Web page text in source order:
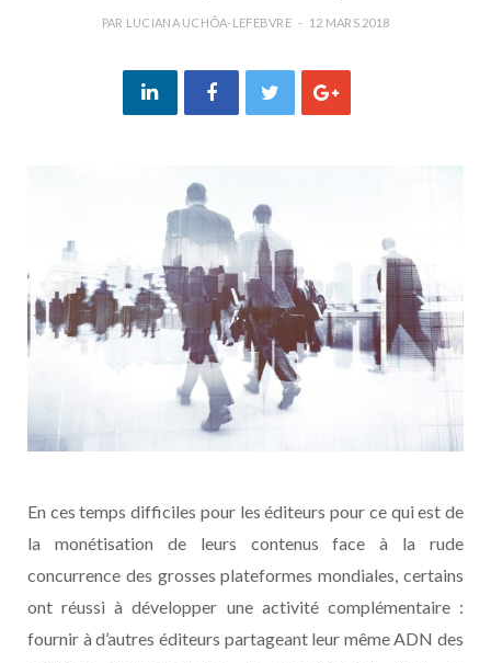
PAR LUCIANA UCHÔA-LEFEBVRE 12 MARS 2018
En ces temps difficiles pour les éditeurs pour ce qui est de
la monétisation de leurs contenus face à la rude
concurrence des grosses plateformes mondiales, certains
ont réussi à développer une activité complémentaire :
fournir à d’autres éditeurs partageant leur même ADN des